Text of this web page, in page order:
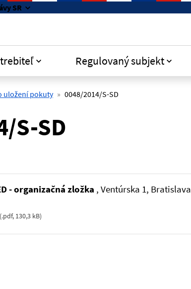
SR
Regulovaný subjekt
uložení pokuty 0048/2014/S-SD
S-SD
- organizačná zložka , Ventúrska 1, Bratislava
(.pdf, 130,3 kB)